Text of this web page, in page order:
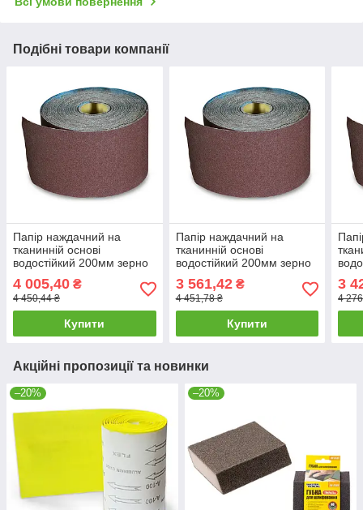
Подібні товари компанії
Папір наждачний на
тканинній основі
водостійкий 200мм зерно
шліфшкурка Бумага
наждачная на тканевой
4 005,40 ₴
4 450,44 ₴
Купити
Папір наждачний на
тканинній основі
водостійкий 200мм зерно
шліфшкурка Бумага
наждачная на тканевой
3 561,42₴
4 451,78 ₴
Купити
3
4
Акційні пропозиції та новинки
–20% –20%